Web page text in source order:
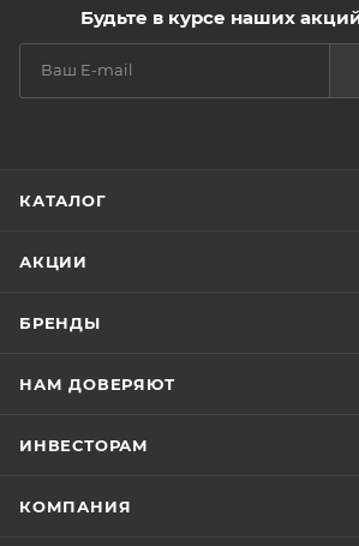
Будьте в курсе наших
КАТАЛОГ
АКЦИИ
БРЕНДЫ
НАМ ДОВЕРЯЮТ
ИНВЕСТОРАМ
КОМПАНИЯ